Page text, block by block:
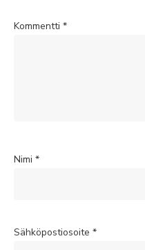
Kommentti *
Nimi *
Sähköpostiosoite *